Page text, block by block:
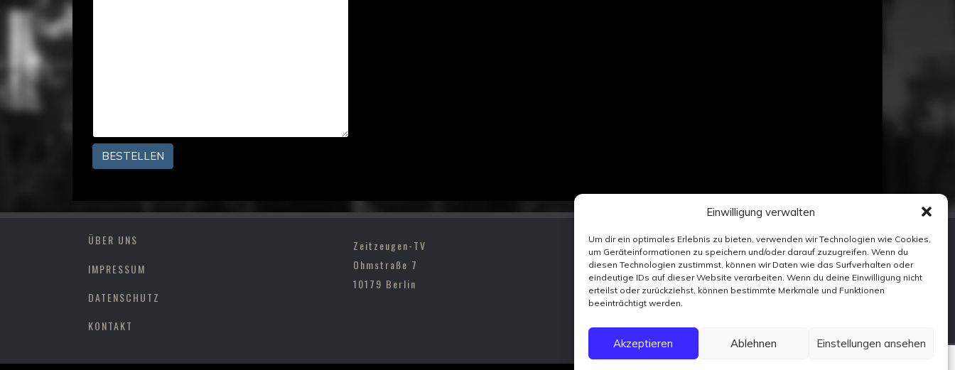
Einwilligung verwalten
Um dir ein optimales Erlebnis zu bieten, verwenden wir Technologien wie Cookies,
um Geräteinformationen zu speichern und/oder darauf zuzugreifen. Wenn du
diesen Technologien zustimmst, können wir Daten wie das Surfverhalten oder
eindeutige IDs auf dieser Website verarbeiten. Wenn du deine Einwilligung nicht
erteilst oder zurückziehst, können bestimmte Merkmale und Funktionen
beeinträchtigt werden.
Akzeptieren Ablehnen Einstellungen ansehen
ÜBER UNS
IMPRESSUM
DATENSCHUTZ
KONTAKT
Zeitzeugen-TV
Ohmstraße 7
10179 Berlin
X
VIMEO
YOUTUBE
WIKIPEDIA